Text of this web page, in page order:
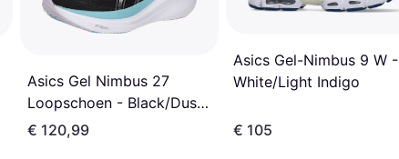
Asics Gel Nimbus 27
Loopschoen - Black/Dusk
Violet
€ 120,99
Asics Gel-Nimbus 9 W -
White/Light Indigo
€ 105